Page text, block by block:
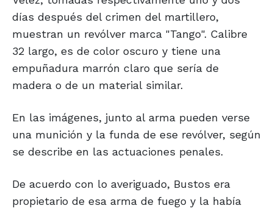
días después del crimen del martillero,
muestran un revólver marca "Tango". Calibre
32 largo, es de color oscuro y tiene una
empuñadura marrón claro que sería de
madera o de un material similar.
En las imágenes, junto al arma pueden verse
una munición y la funda de ese revólver, según
se describe en las actuaciones penales.
De acuerdo con lo averiguado, Bustos era
propietario de esa arma de fuego y la había